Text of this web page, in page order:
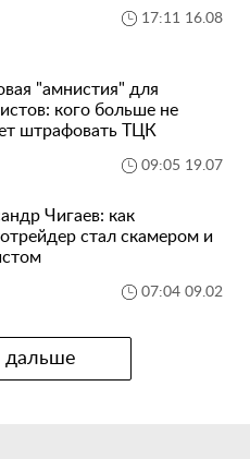
17:11 16.08
"амнистия" для
кого больше не
штрафовать ТЦК
09:05 19.07
Чигаев: как
стал скамером и
07:04 09.02
дальше